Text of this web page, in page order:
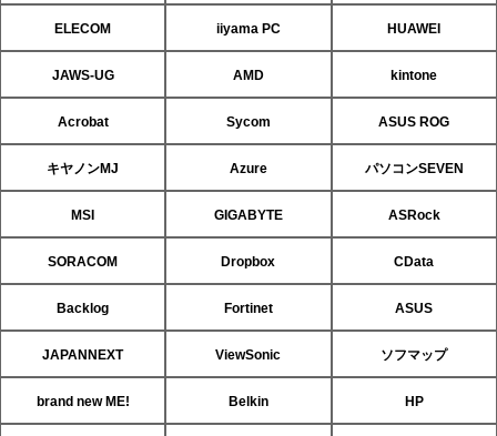
ELECOM iiyama PC HUAWEI
JAWS-UG AMD kintone
Acrobat Sycom ASUS ROG
キヤノンMJ Azure パソコンSEVEN
MSI GIGABYTE ASRock
SORACOM Dropbox CData
Backlog Fortinet ASUS
JAPANNEXT ViewSonic ソフマップ
brand new ME! Belkin HP